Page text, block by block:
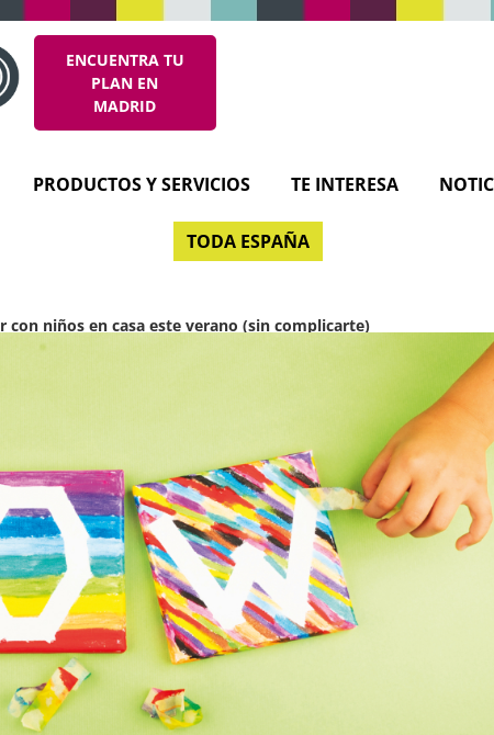
ENCUENTRA TU
PLAN EN
MADRID
PRODUCTOS Y SERVICIOS TE INTERESA
TODA ESPAÑA
con niños en casa este verano (sin complicarte)